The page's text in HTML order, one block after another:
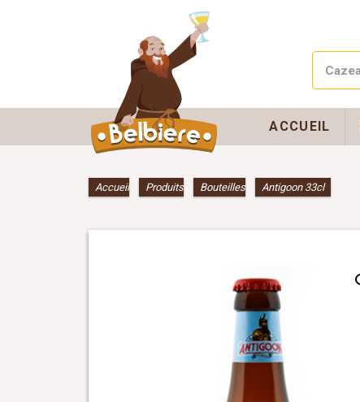
ACCUEIL
Accueil» Produits» Bouteilles» Antigoon 33cl